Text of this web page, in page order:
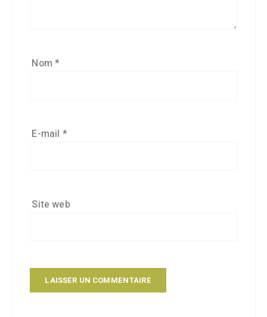
Nom*
E-mail *
Site web